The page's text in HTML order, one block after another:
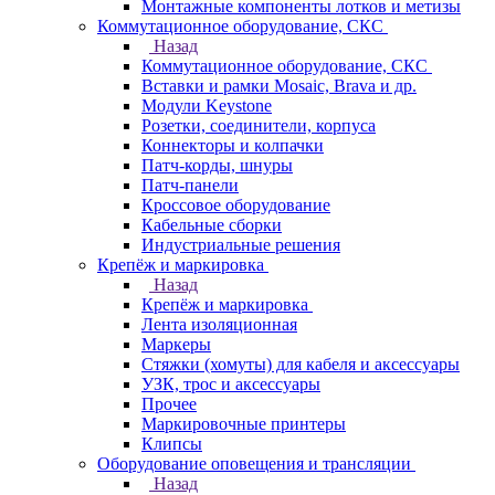
Монтажные компоненты лотков и метизы
Коммутационное оборудование, СКС
Назад
Коммутационное оборудование, СКС
Вставки и рамки Mosaic, Brava и др.
Модули Keystone
Розетки, соединители, корпуса
Коннекторы и колпачки
Патч-корды, шнуры
Патч-панели
Кроссовое оборудование
Кабельные сборки
Индустриальные решения
Крепёж и маркировка
Назад
Крепёж и маркировка
Лента изоляционная
Маркеры
Стяжки (хомуты) для кабеля и аксессуары
УЗК, трос и аксессуары
Прочее
Маркировочные принтеры
Клипсы
Оборудование оповещения и трансляции
Назад